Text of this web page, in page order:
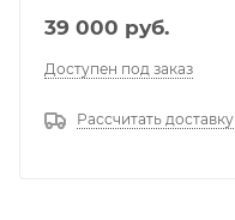
39 000 руб.
Доступен под заказ
Рассчитать доставку